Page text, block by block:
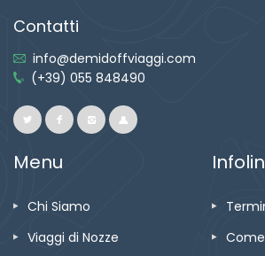
Contatti
info@demidoffviaggi.com
(+39) 055 848490
Menu
Chi Siamo
Viaggi di Nozze